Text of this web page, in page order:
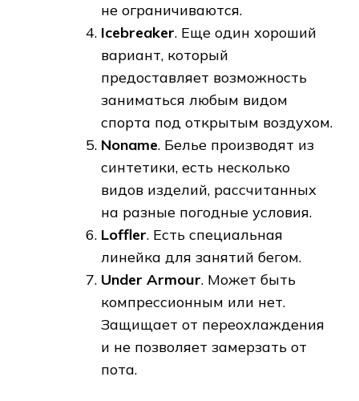
не ограничиваются.
Icebreaker. Еще один хороший
вариант, который
предоставляет возможность
заниматься любым видом
спорта под открытым воздухом.
Noname. Белье производят из
синтетики, есть несколько
видов изделий, рассчитанных
на разные погодные условия.
Loffler. Есть специальная
линейка для занятий бегом.
Under Armour. Может быть
компрессионным или нет.
Защищает от переохлаждения
и не позволяет замерзать от
пота.